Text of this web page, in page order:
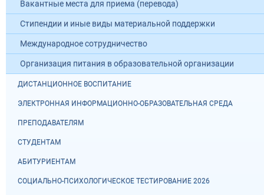
Вакантные места для приема (перевода)
Стипендии и иные виды материальной поддержки
Международное сотрудничество
Организация питания в образовательной организации
ДИСТАНЦИОННОЕ ВОСПИТАНИЕ
ЭЛЕКТРОННАЯ ИНФОРМАЦИОННО-ОБРАЗОВАТЕЛЬНАЯ СРЕДА
ПРЕПОДАВАТЕЛЯМ
СТУДЕНТАМ
АБИТУРИЕНТАМ
СОЦИАЛЬНО-ПСИХОЛОГИЧЕСКОЕ ТЕСТИРОВАНИЕ 2026